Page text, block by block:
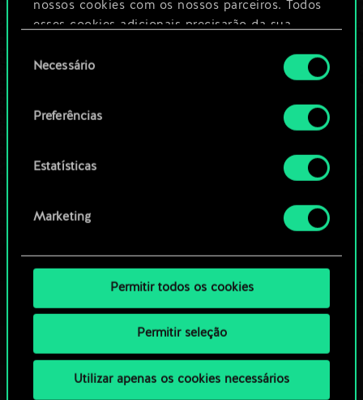
nossos cookies com os nossos parceiros. Todos
esses cookies adicionais precisarão da sua
Você encontrará todos os detalhes sobre o uso
de cookies e poderá ajustar as suas preferências
no menu "Configurações" abaixo.
deNecessário
Preferências
Estatísticas
Marketing
Permitir todos os cookies
Permitir seleção
Utilizar apenas os cookies necessários
comunidade